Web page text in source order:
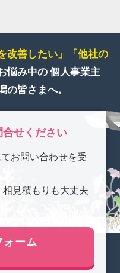
改善したい」
「他社の
悩み中の 個人事業主
の皆さまへ。
合せください
お問い合わせを受
見積もりも大丈夫
ォーム